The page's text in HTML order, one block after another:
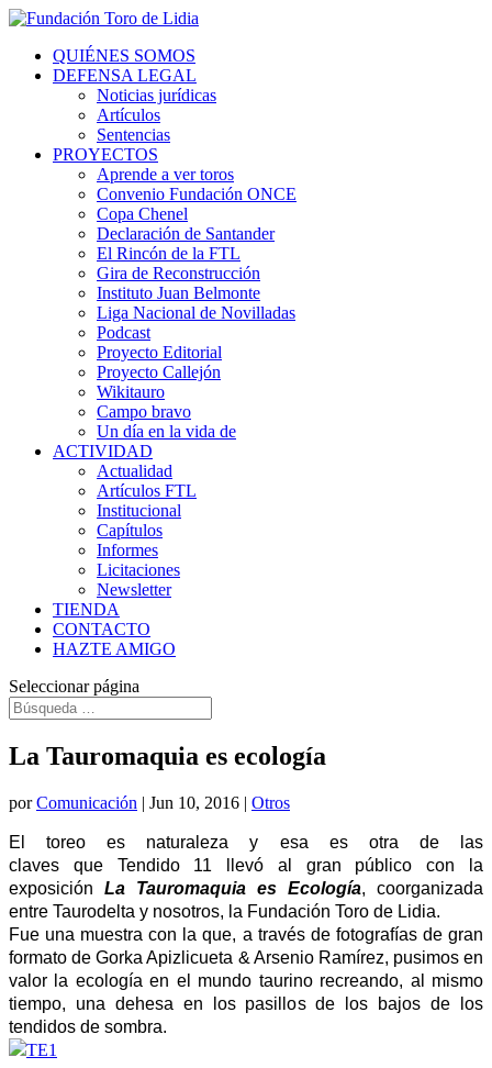
QUIÉNES SOMOS
DEFENSA LEGAL
Noticias jurídicas
Artículos
Sentencias
PROYECTOS
Aprende a ver toros
Convenio Fundación ONCE
Copa Chenel
Declaración de Santander
El Rincón de la FTL
Gira de Reconstrucción
Instituto Juan Belmonte
Liga Nacional de Novilladas
Podcast
Proyecto Editorial
Proyecto Callejón
Wikitauro
Campo bravo
Un día en la vida de
ACTIVIDAD
Actualidad
Artículos FTL
Institucional
Capítulos
Informes
Licitaciones
Newsletter
TIENDA
CONTACTO
HAZTE AMIGO
Seleccionar página
La Tauromaquia es ecología
porComunicación | Jun 10, 2016 | Otros
El toreo es naturaleza y esa es otra de las
claves que Tendido 11 llevó al gran público con la
exposición La Tauromaquia es Ecología, coorganizada
entre Taurodelta y nosotros, la Fundación Toro de Lidia.
Fue una muestra con la que, a través de fotografías de gran
formato de Gorka Apizlicueta & Arsenio Ramírez, pusimos en
valor la ecología en el mundo taurino recreando, al mismo
tiempo, una dehesa en los pasillos de los bajos de los
tendidos de sombra.